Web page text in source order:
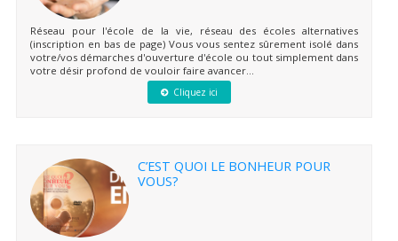
Réseau pour l'école de la vie, réseau des écoles alternatives
(inscription en bas de page) Vous vous sentez sûrement isolé dans
votre/vos démarches d'ouverture d'école ou tout simplement dans
votre désir profond de vouloir faire avancer...
Cliquez ici
C’EST QUOI LE BONHEUR POUR
VOUS?